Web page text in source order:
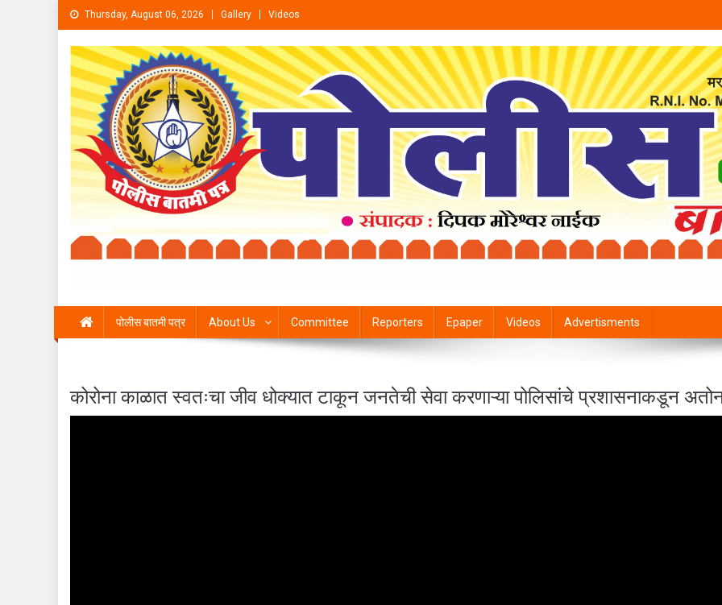
Skip to content
Thursday, August 06, 2026 Gallery Videos
पोलीस बातमी पत्र About Us Committee Reporters Epaper Videos Advertisments
कोरोना काळात स्वतःचा जीव धोक्यात टाकून जनतेची सेवा करणाऱ्या पोलिसांचे प्रशासनाकडून